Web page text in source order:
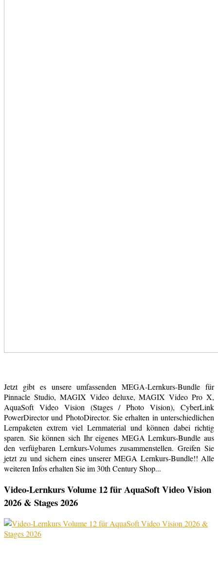
Jetzt gibt es unsere umfassenden MEGA-Lernkurs-Bundle für
Pinnacle Studio, MAGIX Video deluxe, MAGIX Video Pro X,
AquaSoft Video Vision (Stages / Photo Vision), CyberLink
PowerDirector und PhotoDirector. Sie erhalten in unterschiedlichen
Lernpaketen extrem viel Lernmaterial und können dabei richtig
sparen. Sie können sich Ihr eigenes MEGA Lernkurs-Bundle aus
den verfügbaren Lernkurs-Volumes zusammenstellen. Greifen Sie
jetzt zu und sichern eines unserer MEGA Lernkurs-Bundle!! Alle
weiteren Infos erhalten Sie im 30th Century Shop...
Video-Lernkurs Volume 12 für AquaSoft Video Vision
2026 & Stages 2026